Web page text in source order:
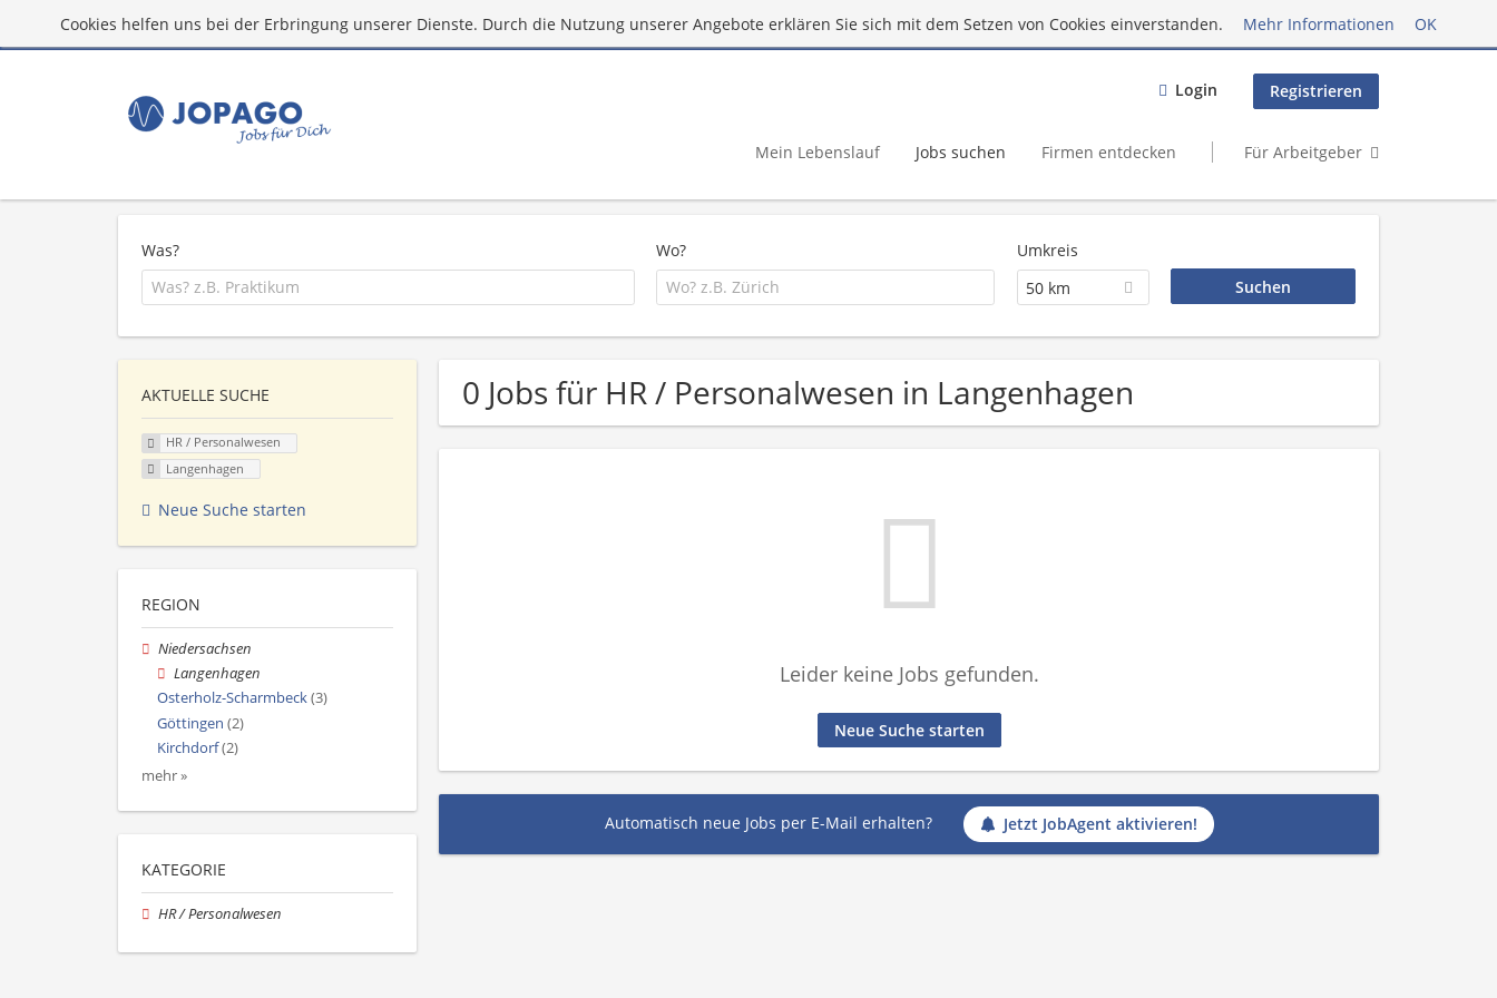
Cookies helfen uns bei der Erbringung unserer Dienste. Durch die Nutzung unserer Angebote erklären Sie sich mit dem Setzen von Cookies einverstanden. Mehr Informationen OK
Login Registrieren
Mein Lebenslauf Jobs suchen Firmen entdecken Für Arbeitgeber
Was? Wo?
Umkreis
50 km
0 Jobs für HR / Personalwesen in Langenhagen
Leider keine Jobs gefunden.
Neue Suche starten
Automatisch neue Jobs per E-Mail erhalten? Jetzt JobAgent aktivieren!
AKTUELLE SUCHE
HR / Personalwesen
Langenhagen
Neue Suche starten
REGION
Niedersachsen
Langenhagen
Osterholz-Scharmbeck(3)
Göttingen (2)
Kirchdorf(2)
mehr »
KATEGORIE
HR / Personalwesen